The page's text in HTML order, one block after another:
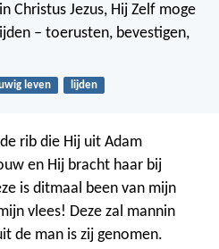
Christus Jezus, Hij Zelf moge
– toerusten, bevestigen,
leven lijden
rib die Hij uit Adam
en Hij bracht haar bij
is ditmaal been van mijn
vlees! Deze zal mannin
de man is zij genomen.